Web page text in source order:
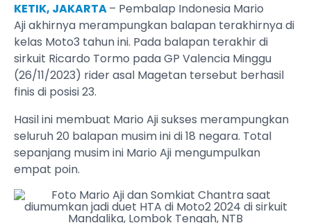
KETIK, JAKARTA– Pembalap Indonesia Mario
Aji akhirnya merampungkan balapan terakhirnya di
kelas Moto3 tahun ini. Pada balapan terakhir di
sirkuit Ricardo Tormo pada GP Valencia Minggu
(26/11/2023) rider asal Magetan tersebut berhasil
finis di posisi 23.
Hasil ini membuat Mario Aji sukses merampungkan
seluruh 20 balapan musim ini di 18 negara. Total
sepanjang musim ini Mario Aji mengumpulkan
empat poin.